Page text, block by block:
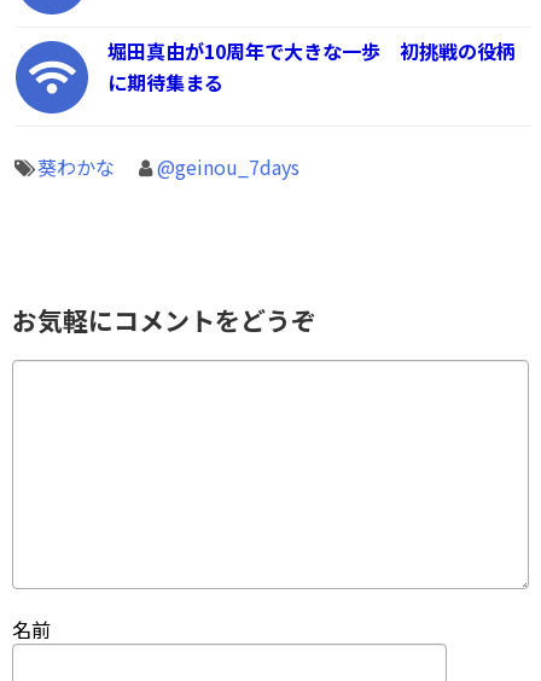
堀田真由が10周年で大きな一歩 初挑戦の役柄
に期待集まる
葵わかな @geinou_7days
お気軽にコメントをどうぞ
名前